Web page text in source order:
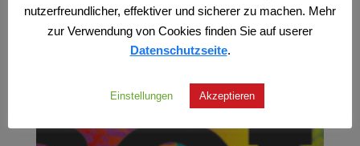
nutzerfreundlicher, effektiver und sicherer zu machen. Mehr
zur Verwendung von Cookies finden Sie auf userer
Datenschutzseite.
Einstellungen Akzeptieren